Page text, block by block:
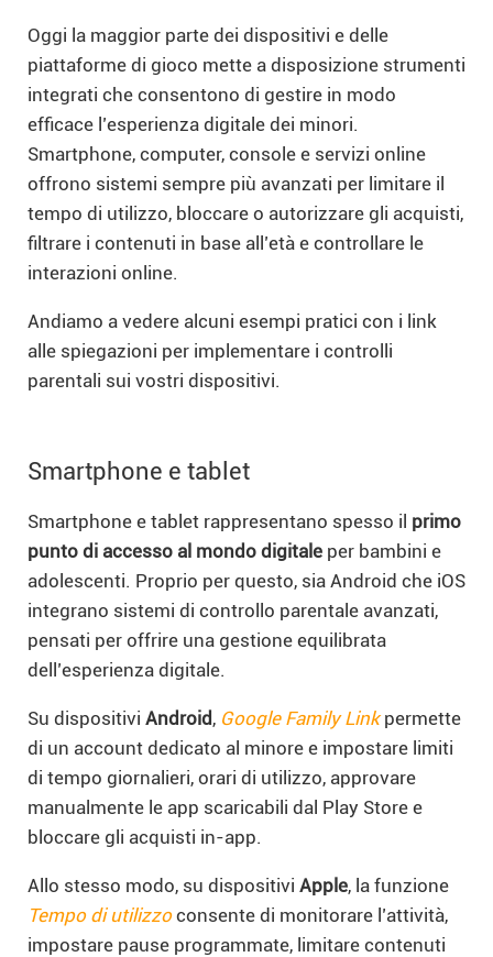
Oggi la maggior parte dei dispositivi e delle
piattaforme di gioco mette a disposizione strumenti
integrati che consentono di gestire in modo
efficace l’esperienza digitale dei minori.
Smartphone, computer, console e servizi online
offrono sistemi sempre più avanzati per limitare il
tempo di utilizzo, bloccare o autorizzare gli acquisti,
filtrare i contenuti in base all’età e controllare le
interazioni online.
Andiamo a vedere alcuni esempi pratici con i link
alle spiegazioni per implementare i controlli
parentali sui vostri dispositivi.
Smartphone e tablet
Smartphone e tablet rappresentano spesso il primo
punto di accesso al mondo digitale per bambini e
adolescenti. Proprio per questo, sia Android che iOS
integrano sistemi di controllo parentale avanzati,
pensati per offrire una gestione equilibrata
dell’esperienza digitale.
Su dispositivi Android, Google Family Linkpermette
di un account dedicato al minore e impostare limiti
di tempo giornalieri, orari di utilizzo, approvare
manualmente le app scaricabili dal Play Store e
bloccare gli acquisti in-app.
Allo stesso modo, su dispositivi Apple, la funzione
Tempo di utilizzoconsente di monitorare l’attività,
impostare pause programmate, limitare contenuti